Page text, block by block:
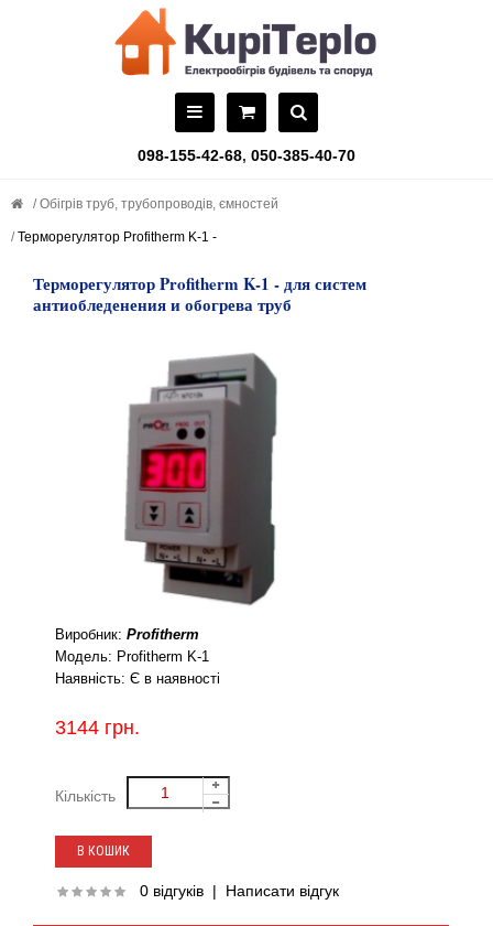
098-155-42-68, 050-385-40-70
Обігрів труб, трубопроводів, ємностей
Терморегулятор Profitherm K-1 -
Терморегулятор Profitherm K-1 - для систем
антиобледенения и обогрева труб
Виробник: Profitherm
Модель: Profitherm K-1
Наявність: Є в наявності
3144 грн.
Кількість
0 відгуків | Написати відгук